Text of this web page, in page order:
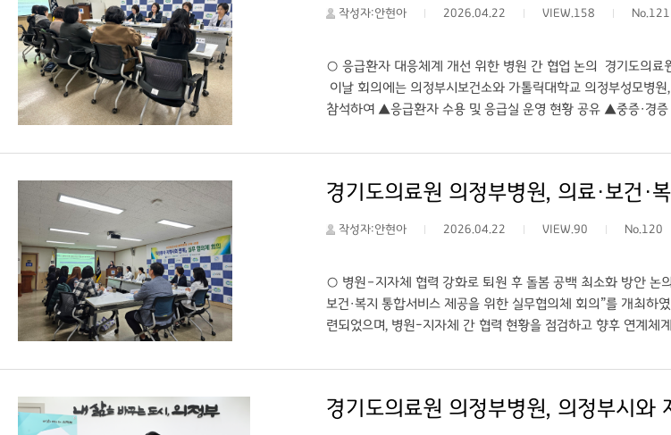
안 기자
작성자:안현아 2026.04.22 VIEW.158 No.121
○ 응급환자 대응체계 개선 위한 병원 간 협업 논의 경기도의료
이날 회의에는 의정부시보건소와 가톨릭대학교 의정부성모병
참석하여 ▲응급환자 수용 및 응급실 운영 현황 공유 ▲중증·
가 확보되지 않아 진료 공백이 발생하고 있으며, 그로 인해 의
제기된 인력난과 운영 어려움에 대해 공감하였으며, 정책적 지
(https://www.gukjenews.com) ○ 링크: 경기도의료원 의정부
작성자:안현아 2026.04.22 VIEW.90 No.120
○ 병원–지자체 협력 강화로 퇴원 후 돌봄 공백 최소화 방안 논
보건·복지 통합서비스 제공을 위한 실무협의체 회의”를 개최하
련되었으며, 병원-지자체 간 협력 현황을 점검하고 향후 연계
봄이 통합된 지원의 중요성이 강조되었다. 또한 최근 제정·시행
소화하기 위해서는 병원과 지역사회가 하나의 팀으로 움직여야